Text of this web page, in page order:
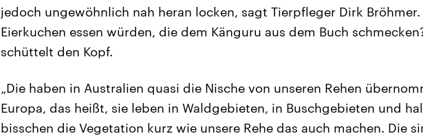
jedoch ungewöhnlich nah heran locken, sagt Tierpfleger Dirk
Eierkuchen essen würden, die dem Känguru aus dem Buch
schüttelt den Kopf.
„Die haben in Australien quasi die Nische von unseren Rehen
Europa, das heißt, sie leben in Waldgebieten, in Buschgebieten und
bisschen die Vegetation kurz wie unsere Rehe das auch machen. Die